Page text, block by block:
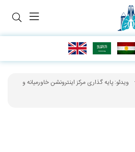
ویدئو: پایه گذاری مرکز اینترونشن خاورمیانه و